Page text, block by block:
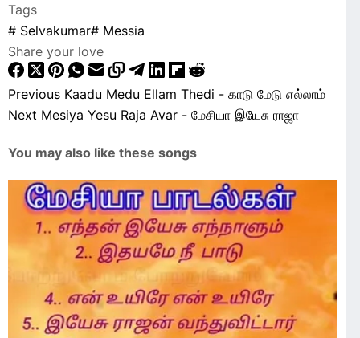
Tags
# Selvakumar# Messia
Share your love
Previous Kaadu Medu Ellam Thedi - காடு மேடு எல்லாம்
Next Mesiya Yesu Raja Avar - மேசியா இயேசு ராஜா
You may also like these songs